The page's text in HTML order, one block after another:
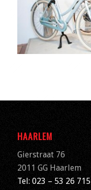
HAARLEM
Gierstraat 76
2011 GG Haarlem
Tel: 023 – 53 26 715